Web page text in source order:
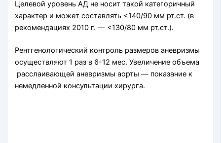
Целевой уровень АД не носит такой категоричный
характер и может составлять <140/90 мм рт.ст. (в
рекомендациях 2010 г. — <130/80 мм рт.ст.).
Рентгенологический контроль размеров аневризмы
осуществляют 1 раз в 6-12 мес. Увеличение объема
расслаивающей аневризмы аорты — показание к
немедленной консультации хирурга.